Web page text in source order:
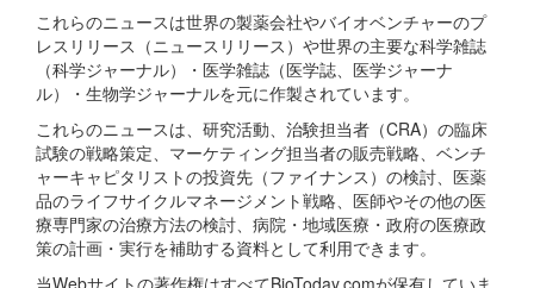
これらのニュースは世界の製薬会社やバイオベンチャーのプ
レスリリース（ニュースリリース）や世界の主要な科学雑誌
（科学ジャーナル）・医学雑誌（医学誌、医学ジャーナ
ル）・生物学ジャーナルを元に作製されています。
これらのニュースは、研究活動、治験担当者（CRA）の臨床
試験の戦略策定、マーケティング担当者の販売戦略、ベンチ
ャーキャピタリストの投資先（ファイナンス）の検討、医薬
品のライフサイクルマネージメント戦略、医師やその他の医
療専門家の治療方法の検討、病院・地域医療・政府の医療政
策の計画・実行を補助する資料として利用できます。